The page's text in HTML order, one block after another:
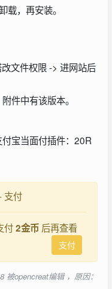
载，再安装。
文件权限 -> 进网站后
件中有该版本。
宝当面付插件：20R
支付
付2金币 后再查看
支付
被opencreat编辑 ，原因：